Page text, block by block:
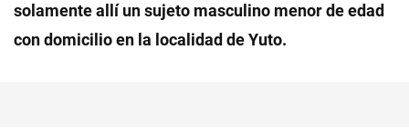
solamente allí un sujeto masculino menor de edad
con domicilio en la localidad de Yuto.